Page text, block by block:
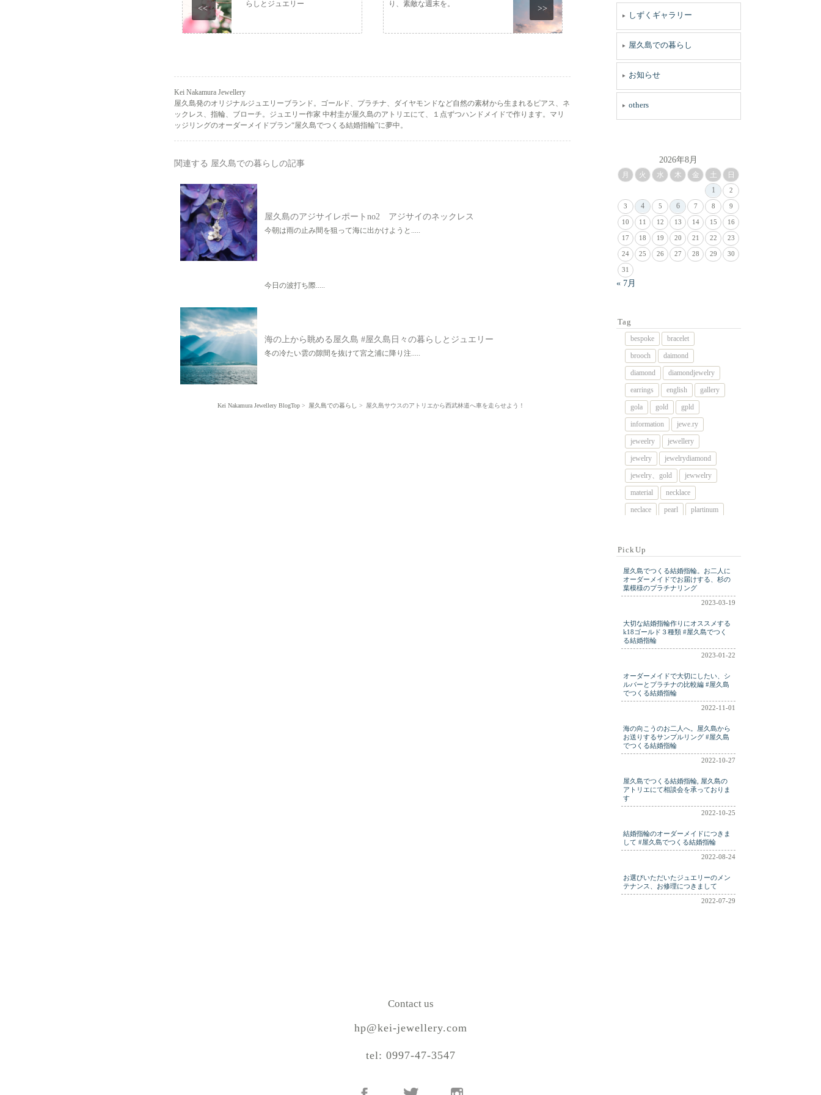
<<
らしとジュエリー
>>
り、素敵な週末を。
Kei Nakamura Jewellery
屋久島発のオリジナルジュエリーブランド。ゴールド、プラチナ、ダイヤモンドなど自然の素材から生まれるピアス、ネ
ックレス、指輪、ブローチ。ジュエリー作家 中村圭が屋久島のアトリエにて、１点ずつハンドメイドで作ります。マリ
ッジリングのオーダーメイドプラン“屋久島でつくる結婚指輪”に夢中。
関連する 屋久島での暮らしの記事
屋久島のアジサイレポートno2 アジサイのネックレス
今朝は雨の止み間を狙って海に出かけようと.....
今日の波打ち際.....
海の上から眺める屋久島 #屋久島日々の暮らしとジュエリー
冬の冷たい雲の隙間を抜けて宮之浦に降り注.....
Kei Nakamura Jewellery BlogTop 屋久島での暮らし 屋久島サウスのアトリエから西武林道へ車を走らせよう！
しずくギャラリー
屋久島での暮らし
お知らせ
others
2026年8月
月 火 水 木 金 土
日
1
2
3 4 5 6 7 8 9
10 11 12 13 14 15 16
17 18 19 20 21 22 23
24 25 26 27 28 29 30
31
« 7月
Tag
bespoke
bracelet
brooch
daimond
diamond
diamondjewelry
earrings
english
gallery
gola
gold
gpld
information
jewe.ry
jeweelry
jewellery
jewelry
jewelrydiamond
jewelry、gold
jewwelry
material
necklace
neclace
pearl
plartinum
shell
silver
wdding
weddig
wedding
yakushima
PickUp
屋久島でつくる結婚指輪。お二人に
オーダーメイドでお届けする、杉の
葉模様のプラチナリング
2023-03-19
大切な結婚指輪作りにオススメする
k18ゴールド３種類 #屋久島でつく
る結婚指輪
2023-01-22
オーダーメイドで大切にしたい、シ
ルバーとプラチナの比較編 #屋久島
でつくる結婚指輪
2022-11-01
海の向こうのお二人へ。屋久島から
お送りするサンプルリング #屋久島
でつくる結婚指輪
2022-10-27
屋久島でつくる結婚指輪, 屋久島の
アトリエにて相談会を承っておりま
す
2022-10-25
結婚指輪のオーダーメイドにつきま
して #屋久島でつくる結婚指輪
2022-08-24
お選びいただいたジュエリーのメン
テナンス、お修理につきまして
2022-07-29
Contact us
hp@kei-jewellery.com
tel: 0997-47-3547